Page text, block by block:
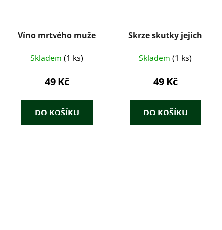
Víno mrtvého muže
Skladem (1 ks)
49 Kč
DO KOŠÍKU
Skrze skutky jejich
Skladem (1 ks)
49 Kč
DO KOŠÍKU